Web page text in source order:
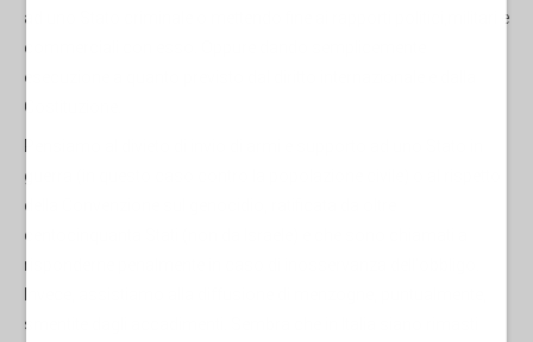
ad uno Stato criminale o mettendo fine ai rapporti politici,militari e
commerciali con esso. Oppure dando semplicemente
esecuzione a quanto previsto dal diritto internazionale e dalla
Costituzione.
guerra (in questo caso contro la popolazione civile) o al rispetto
della Convenzione sul genocidio, ratificata da oltre
centocinquanta Stati (non da Israele) e che sono chiamati a
risponderne penalmente in caso di inosservanza dell'obbligo.
smentite dagli accadimenti. Sembra che in Italia siano rimasti